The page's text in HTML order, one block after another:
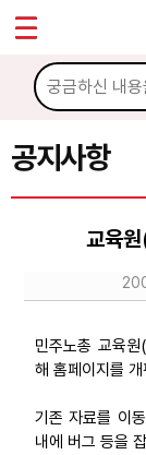
공지사항
교육
민주노총 교육
해 홈페이지를
기존 자료를 이
내에 버그 등을
마이페이지
소개
소식
공지사항
성명·보도
노동상담
자료